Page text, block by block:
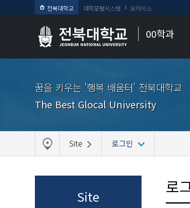
전북대학교 대학포털시스템 오아시스
00학과
꿈을 키우는 '행복 배움터' 전북대학교
The Best Glocal University
Site 로그인
Site 로